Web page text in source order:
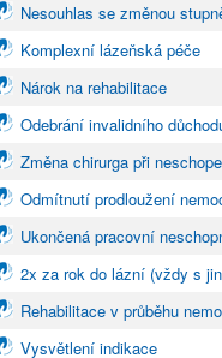
Nesouhlas se změnou
Komplexní lázeňská péče
Nárok na rehabilitace
Odebrání invalidního
Změna chirurga při
Odmítnutí prodloužení
Ukončená pracovní
2x za rok do lázní (vždy s
Rehabilitace v průběhu
Vysvětlení indikace